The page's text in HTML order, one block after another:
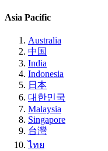
Asia Pacific
Australia
中国
India
Indonesia
日本
대한민국
Malaysia
Singapore
台灣
ไทย